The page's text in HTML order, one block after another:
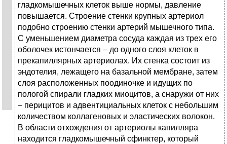
гладкомышечных клеток выше нормы, давление
повышается. Строение стенки крупных артериол
подобно строению стенки артерий мышечного типа.
С уменьшением диаметра сосуда каждая из трех его
оболочек истончается – до одного слоя клеток в
прекапиллярных артериолах. Их стенка состоит из
эндотелия, лежащего на базальной мембране, затем
слоя расположенных поодиночке и идущих по
пологой спирали гладких миоцитов, а снаружи от них
– перицитов и адвентициальных клеток с небольшим
количеством коллагеновых и эластических волокон.
В области отхождения от артериолы капилляра
находится гладкомышечный сфинктер, который